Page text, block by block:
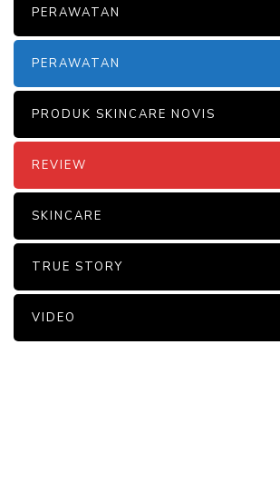
PERAWATAN
PERAWATAN
PRODUK SKINCARE NOVIS
REVIEW
SKINCARE
TRUE STORY
VIDEO